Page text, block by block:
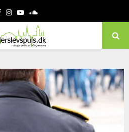
Facebook
Instagram
YoutubeSoundcloud